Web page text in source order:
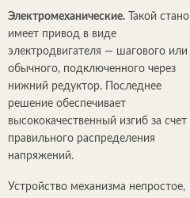
Электромеханические. Такой
имеет привод в виде
электродвигателя — шагового или
обычного, подключенного через
нижний редуктор. Последнее
решение обеспечивает
высококачественный изгиб за счет
правильного распределения
напряжений.
Устройство механизма непростое,